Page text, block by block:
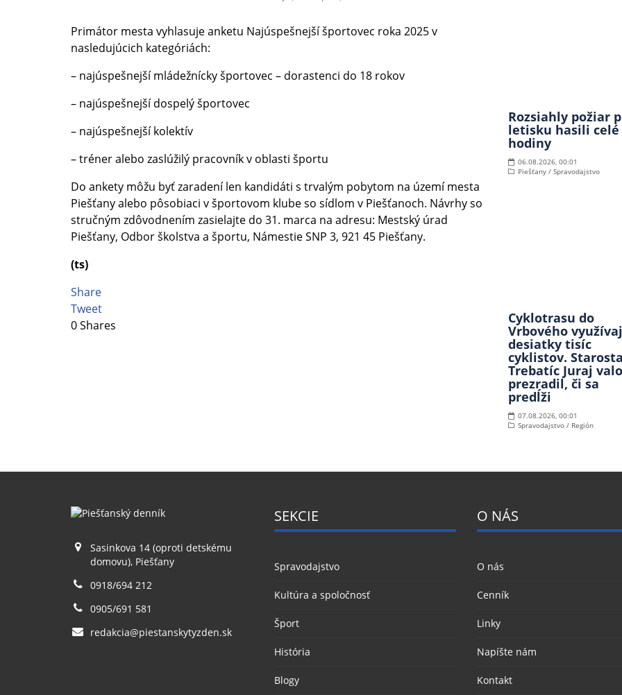
Primátor mesta vyhlasuje anketu Najúspešnejší športovec roka 2025 v
nasledujúcich kategóriách:
– najúspešnejší mládežnícky športovec – dorastenci do 18 rokov
– najúspešnejší dospelý športovec
– najúspešnejší kolektív
– tréner alebo zaslúžilý pracovník v oblasti športu
Do ankety môžu byť zaradení len kandidáti s trvalým pobytom na území mesta
Piešťany alebo pôsobiaci v športovom klube so sídlom v Piešťanoch. Návrhy so
stručným zdôvodnením zasielajte do 31. marca na adresu: Mestský úrad
Piešťany, Odbor školstva a športu, Námestie SNP 3, 921 45 Piešťany.
(ts)
Share
Tweet
0Shares
Rozsiahly požiar
letisku hasili celé
hodiny
06.08.2026, 00:01
Piešťany / Spravodajstvo
Cyklotrasu do
Vrbového
desiatky tisíc
cyklistov.
Trebatíc Juraj valo
prezradil, či sa
predĺži
07.08.2026, 00:01
Spravodajstvo / Región
Sasinkova 14 (oproti detskému
domovu), Piešťany
0918/694 212
0905/691 581
redakcia@piestanskytyzden.sk
SEKCIE
Spravodajstvo
Kultúra a spoločnosť
Šport
História
Blogy
O NÁS
O nás
Cenník
Linky
Napíšte nám
Kontakt